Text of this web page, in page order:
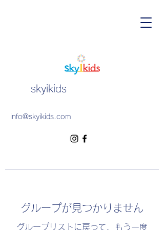
skyikids
info@skyikids.com
グループが見つかりません
グループリストに戻って、もう一度